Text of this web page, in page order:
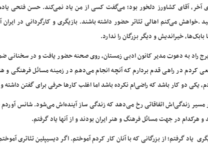
آخر، آقای کشاورز دلخور بود؛ می‌گفت کسی از من یاد نمی‌کند. حسن فتحی یادم
.خواهش می‌کنم اهالی تئاتر حضور داشته باشند. بازیگری و کارگردانی در
خیراندیش و دیگر بزرگان را ندارد.
راد به دعوت مدیر کانون ادبی زمستان، روی صحنه حضور یافت و در سخنانی
کردم در راهی قدم بردارم که آنچه انجام می‌دهم در زمینه مسائل فرهنگی
یکی دو کار باشد که راضی‌ام نکرده باشد اما اغلب کارها حرفی برای گفتن داشته
زندگی‌اش اتفاقاتی رخ می‌دهد که زندگی ساز آینده‌اش می‌شود‌. شانس آوردم
و هرکدام در جهت مسائل فرهنگ و هنر ایران بودند و از آنها یاد گرفتم.
یاد گرفتم؛ از بزرگانی که با آنان کار کردم آموختم. اگر دیسیپلین تئاتری